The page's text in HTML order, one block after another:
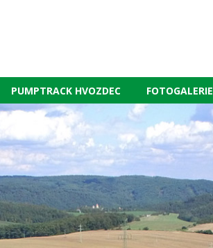
PUMPTRACK HVOZDEC FOTOGALERIE